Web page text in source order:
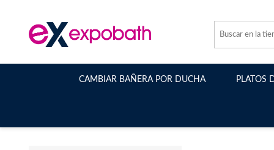
CAMBIAR BAÑERA POR DUCHA PLATOS